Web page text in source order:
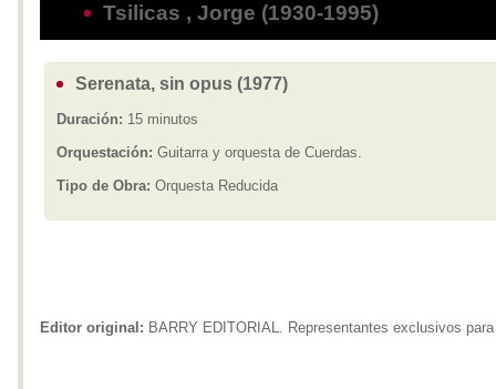
Tsilicas , Jorge (1930-1995)
Serenata, sin opus (1977)
Duración: 15 minutos
Orquestación: Guitarra y orquesta de Cuerdas.
Tipo de Obra: Orquesta Reducida
Editor original: BARRY EDITORIAL. Representantes exclusivos